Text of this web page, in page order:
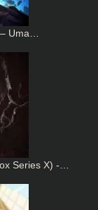
Uma…
Series X) -…